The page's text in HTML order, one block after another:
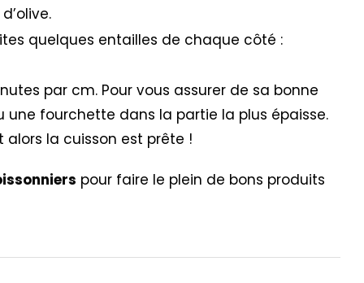
quelques entailles de chaque côté :
par cm. Pour vous assurer de sa bonne
fourchette dans la partie la plus épaisse.
la cuisson est prête !
pour faire le plein de bons produits